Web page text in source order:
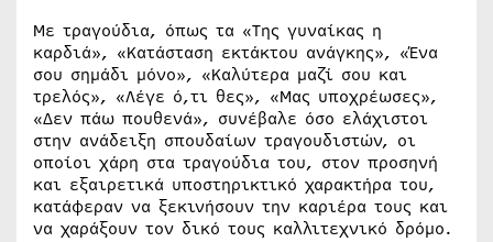
Με τραγούδια, όπως τα «Της γυναίκας η
καρδιά», «Κατάσταση εκτάκτου ανάγκης», «Ένα
σου σημάδι μόνο», «Καλύτερα μαζί σου και
τρελός», «Λέγε ό,τι θες», «Μας υποχρέωσες»,
«Δεν πάω πουθενά», συνέβαλε όσο ελάχιστοι
στην ανάδειξη σπουδαίων τραγουδιστών, οι
οποίοι χάρη στα τραγούδια του, στον προσηνή
και εξαιρετικά υποστηρικτικό χαρακτήρα του,
κατάφεραν να ξεκινήσουν την καριέρα τους και
να χαράξουν τον δικό τους καλλιτεχνικό δρόμο.